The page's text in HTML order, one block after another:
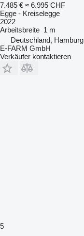
7.485 € ≈ 6.995 CHF
Egge - Kreiselegge
2022
Arbeitsbreite 1 m
Deutschland, Hamburg
E-FARM GmbH
Verkäufer kontaktieren
5